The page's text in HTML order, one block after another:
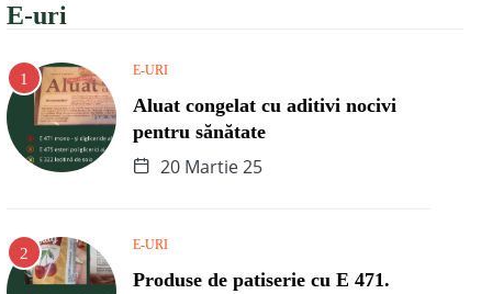
E-uri
E-URI
Aluat congelat cu aditivi nocivi
pentru sănătate
20 Martie 25
E-URI
Produse de patiserie cu E 471.